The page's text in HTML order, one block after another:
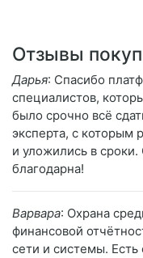
Отзывы
Дарья: Спасибо
специалистов,
было срочно всё
эксперта, с которым
и уложились в
благодарна!
Варвара: Охрана
финансовой
сети и системы.